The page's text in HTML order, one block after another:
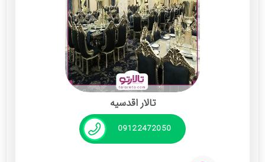
پذیرایی غذا و نوشیدنی باکیفیت
نورپردازی و دکوراسیون حرفه‌ای
سیستم صوتی و تصویری پیشرفته
پارکینگ اختصاصی برای مهمانان
خدمات جانبی مانند گل‌آرایی و کیک ویژه
تالار اقدسیه
09122472050